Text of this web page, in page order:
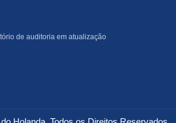
de auditoria em atualização